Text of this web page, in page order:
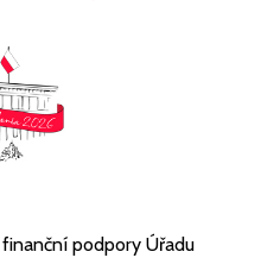
podpory Úřadu